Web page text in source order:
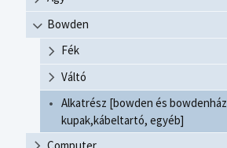
Bowden
Fék
Váltó
Alkatrész [bowden és bowdenház
kupak,kábeltartó, egyéb]